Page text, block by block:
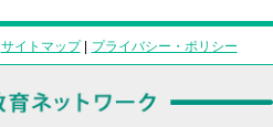
サイトマップ| プライバシー・ポリシー